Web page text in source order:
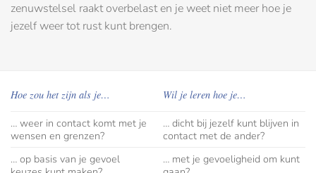
zenuwstelsel raakt overbelast en je weet niet meer hoe je
jezelf weer tot rust kunt brengen.
Hoe zou het zijn als je… Wil je leren hoe je…
… weer in contact komt met je
wensen en grenzen?
… dicht bij jezelf kunt blijven in
contact met de ander?
… op basis van je gevoel
… met je gevoeligheid om kunt